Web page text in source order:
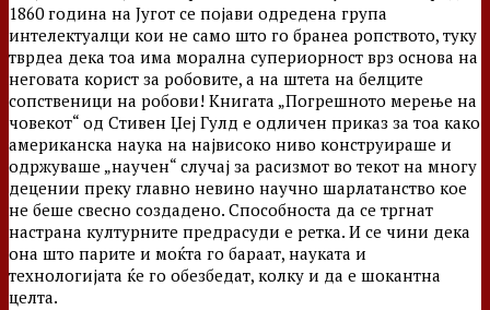
1860 година на Југот се појави одредена група
интелектуалци кои не само што го бранеа ропството, туку
тврдеа дека тоа има морална супериорност врз основа на
неговата корист за робовите, а на штета на белците
сопственици на робови! Книгата „Погрешното мерење на
човекот“ од Стивен Џеј Гулд е одличен приказ за тоа како
американска наука на највисоко ниво конструираше и
одржуваше „научен“ случај за расизмот во текот на многу
децении преку главно невино научно шарлатанство кое
не беше свесно создадено. Способноста да се тргнат
настрана културните предрасуди е ретка. И се чини дека
она што парите и моќта го бараат, науката и
технологијата ќе го обезбедат, колку и да е шокантна
целта.